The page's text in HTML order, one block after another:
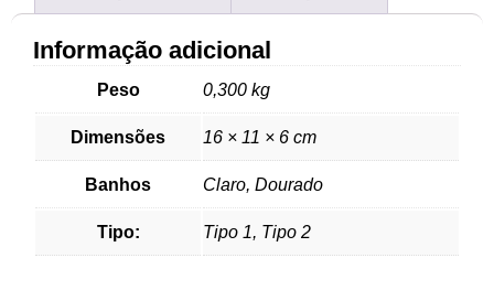
Informação adicional
Peso 0,300 kg
Dimensões 16 × 11 × 6 cm
Banhos Claro, Dourado
Tipo: Tipo 1, Tipo 2